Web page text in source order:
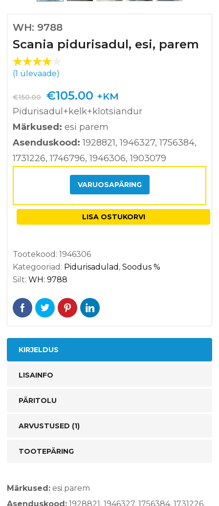
WH: 9788
Scania pidurisadul, esi, parem
Hinnat
ud
1
kliendi
hinnan
põhjal
(1 ülevaade)
€150.00
Algne
hind
oli:
€150.00.
€105.00 Praegune
hind
€105.00.
+KM
Pidurisadul+kelk+klotsiandur
Märkused: esi parem
Asenduskood: 1928821, 1946327, 1756384,
1731226, 1746796, 1946306, 1903079
VARUOSAPÄRING
LISA OSTUKORVI
Tootekood: 1946306
Kategooriad: Pidurisadulad , Soodus %
Silt: WH: 9788
KIRJELDUS
LISAINFO
PÄRITOLU
ARVUSTUSED (1)
TOOTEPÄRING
Märkused: esi parem
Asenduskood: 1928821, 1946327, 1756384, 1731226,